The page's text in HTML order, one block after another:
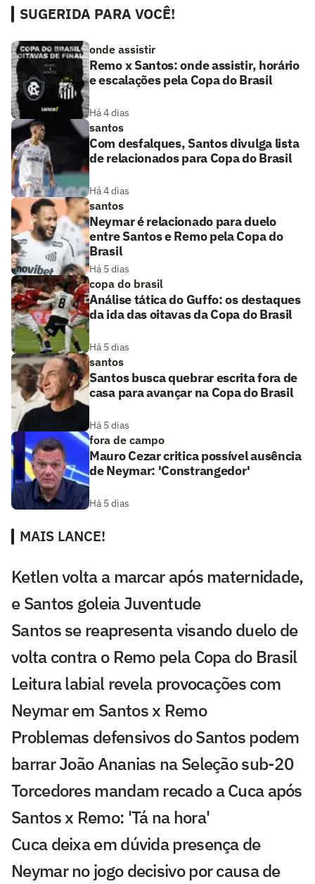
SUGERIDA PARA VOCÊ!
onde assistir
Remo x Santos: onde assistir, horário
e escalações pela Copa do Brasil
Há 4 dias
santos
Com desfalques, Santos divulga lista
de relacionados para Copa do Brasil
Há 4 dias
santos
Neymar é relacionado para duelo
entre Santos e Remo pela Copa do
Brasil
Há 5 dias
copa do brasil
Análise tática do Guffo: os destaques
da ida das oitavas da Copa do Brasil
Há 5 dias
santos
Santos busca quebrar escrita fora de
casa para avançar na Copa do Brasil
Há 5 dias
fora de campo
Mauro Cezar critica possível ausência
de Neymar: 'Constrangedor'
Há 5 dias
MAIS LANCE!
Ketlen volta a marcar após maternidade,
e Santos goleia Juventude
Santos se reapresenta visando duelo de
volta contra o Remo pela Copa do Brasil
Leitura labial revela provocações com
Neymar em Santos x Remo
Problemas defensivos do Santos podem
barrar João Ananias na Seleção sub-20
Torcedores mandam recado a Cuca após
Santos x Remo: 'Tá na hora'
Cuca deixa em dúvida presença de
Neymar no jogo decisivo por causa de